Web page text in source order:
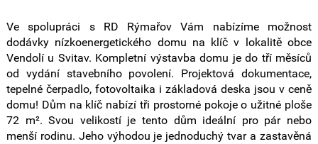
Ve spolupráci s RD Rýmařov Vám nabízíme možnost
dodávky nízkoenergetického domu na klíč v lokalitě obce
Vendolí u Svitav. Kompletní výstavba domu je do tří měsíců
od vydání stavebního povolení. Projektová dokumentace,
tepelné čerpadlo, fotovoltaika i základová deska jsou v ceně
domu! Dům na klíč nabízí tři prostorné pokoje o užitné ploše
72 m². Svou velikostí je tento dům ideální pro pár nebo
menší rodinu. Jeho výhodou je jednoduchý tvar a zastavěná